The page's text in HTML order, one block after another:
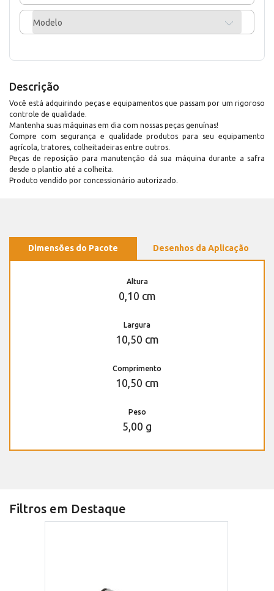
Modelo
Descrição
Você está adquirindo peças e equipamentos que passam por um rigoroso
controle de qualidade.
Mantenha suas máquinas em dia com nossas peças genuínas!
Compre com segurança e qualidade produtos para seu equipamento
agrícola, tratores, colheitadeiras entre outros.
Peças de reposição para manutenção dá sua máquina durante a safra
desde o plantio até a colheita.
Produto vendido por concessionário autorizado.
Dimensões do Pacote Desenhos da Aplicação
Altura
0,10 cm
Largura
10,50 cm
Comprimento
10,50 cm
Peso
5,00 g
Filtros em Destaque